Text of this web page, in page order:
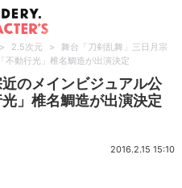
> 2.5次元 >
舞台「刀剣乱舞」三日月宗
不動行光」椎名鯛造が出演決定
のメインビジュアル公
」椎名鯛造が出演決定
2016.2.15 15:10